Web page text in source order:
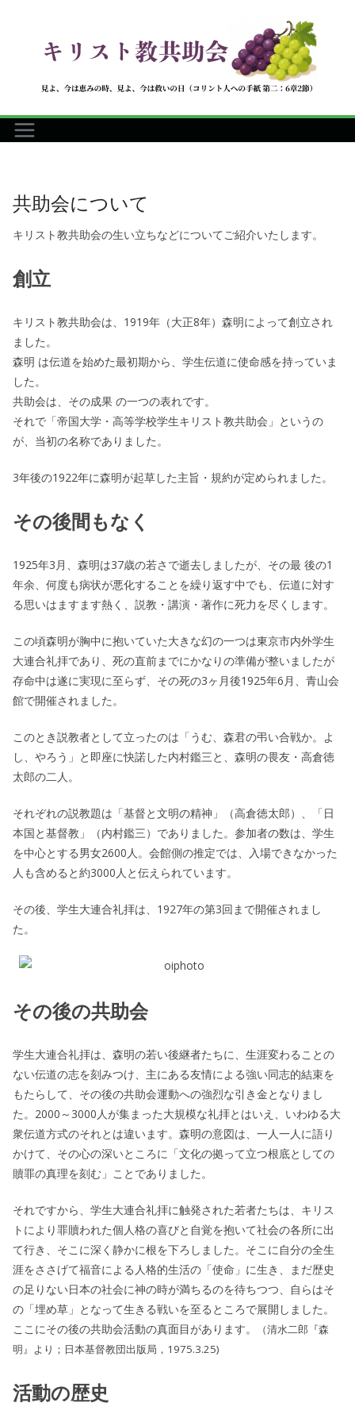
へ
ス
共助会について
キリスト教共助会の生い立ちなどについてご紹介いたします。
創立
キリスト教共助会は、1919年（大正8年）森明によって創立され
ました。
森明 は伝道を始めた最初期から、学生伝道に使命感を持っていま
した。
共助会は、その成果 の一つの表れです。
それで「帝国大学・高等学校学生キリスト教共助会」というの
が、当初の名称でありました。
3年後の1922年に森明が起草した主旨・規約が定められました。
その後間もなく
1925年3月、森明は37歳の若さで逝去しましたが、その最 後の1
年余、何度も病状が悪化することを繰り返す中でも、伝道に対す
る思いはますます熱く、説教・講演・著作に死力を尽くします。
この頃森明が胸中に抱いていた大きな幻の一つは東京市内外学生
大連合礼拝であり、死の直前までにかなりの準備が整いましたが
存命中は遂に実現に至らず、その死の3ヶ月後1925年6月、青山会
館で開催されました。
このとき説教者として立ったのは「うむ、森君の弔い合戦か。よ
し、やろう」と即座に快諾した内村鑑三と、森明の畏友・高倉徳
太郎の二人。
それぞれの説教題は「基督と文明の精神」（高倉徳太郎）、「日
本国と基督教」（内村鑑三）でありました。参加者の数は、学生
を中心とする男女2600人。会館側の推定では、入場できなかった
人も含めると約3000人と伝えられています。
その後、学生大連合礼拝は、1927年の第3回まで開催されまし
た。
その後の共助会
学生大連合礼拝は、森明の若い後継者たちに、生涯変わることの
ない伝道の志を刻みつけ、主にある友情による強い同志的結束を
もたらして、その後の共助会運動への強烈な引き金となりまし
た。2000～3000人が集まった大規模な礼拝とはいえ、いわゆる大
衆伝道方式のそれとは違います。森明の意図は、一人一人に語り
かけて、その心の深いところに「文化の拠って立つ根底としての
贖罪の真理を刻む」ことでありました。
それですから、学生大連合礼拝に触発された若者たちは、キリス
トにより罪贖われた個人格の喜びと自覚を抱いて社会の各所に出
て行き、そこに深く静かに根を下ろしました。そこに自分の全生
涯をささげて福音による人格的生活の「使命」に生き、まだ歴史
の足りない日本の社会に神の時が満ちるのを待ちつつ、自らはそ
の「埋め草」となって生きる戦いを至るところで展開しました。
ここにその後の共助会活動の真面目があります。
（清水二郎『森
明』より；日本基督教団出版局，1975.3.25)
活動の歴史